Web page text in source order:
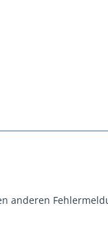
anderen